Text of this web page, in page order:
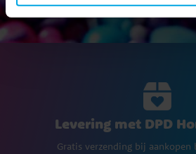
Levering met DPD
Gratis verzending bij aankopen